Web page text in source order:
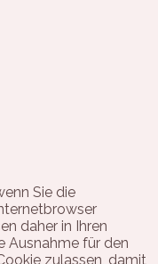
Sie die
daher in Ihren
Ausnahme für den
zulassen, damit